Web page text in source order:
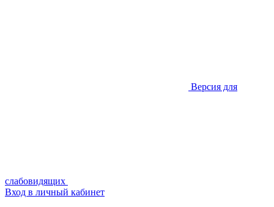
Версия для
слабовидящих
Вход в личный кабинет